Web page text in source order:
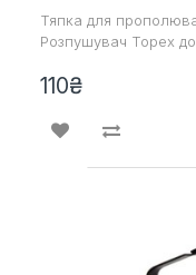
Тяпка для
Розпушувач Topex
110₴